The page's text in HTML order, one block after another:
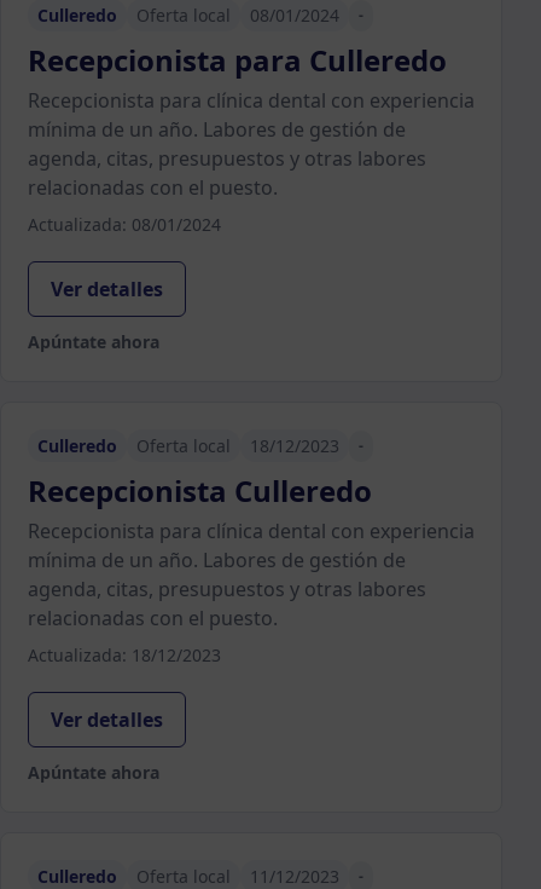
Culleredo Oferta local 08/01/2024 -
Recepcionista para Culleredo
Recepcionista para clínica dental con experiencia
mínima de un año. Labores de gestión de
agenda, citas, presupuestos y otras labores
relacionadas con el puesto.
Actualizada: 08/01/2024
Ver detalles
Apúntate ahora
Culleredo Oferta local 18/12/2023 -
Recepcionista Culleredo
Recepcionista para clínica dental con experiencia
mínima de un año. Labores de gestión de
agenda, citas, presupuestos y otras labores
relacionadas con el puesto.
Actualizada: 18/12/2023
Ver detalles
Apúntate ahora
Culleredo Oferta local 11/12/2023 -